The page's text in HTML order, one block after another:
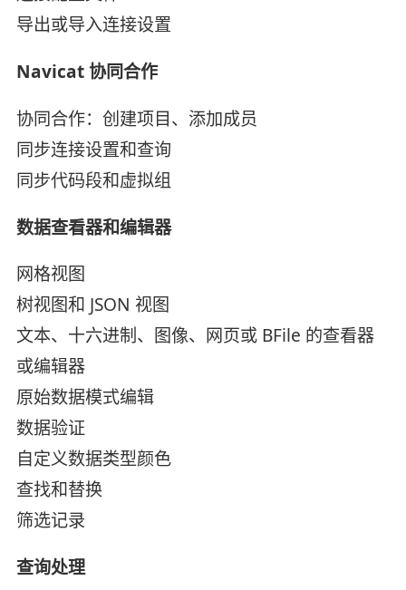
导出或导入连接设置
Navicat 协同合作
协同合作：创建项目、添加成员
同步连接设置和查询
同步代码段和虚拟组
数据查看器和编辑器
网格视图
树视图和 JSON 视图
文本、十六进制、图像、网页或 BFile 的查看器
或编辑器
原始数据模式编辑
数据验证
自定义数据类型颜色
查找和替换
筛选记录
查询处理